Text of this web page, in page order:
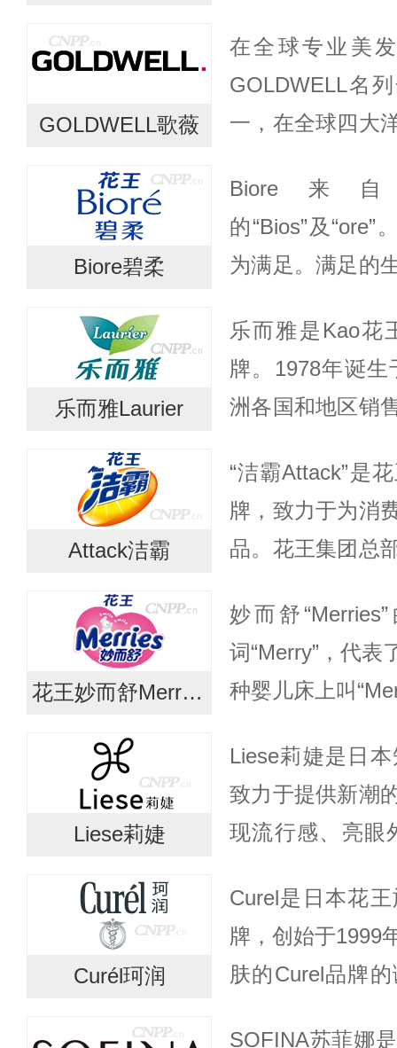
化，并为社会的
命。为实现...
GOLDWELL歌薇
在全球专业美
GOLDWELL名
一，在全球四大
GOLDWELL拥
麦、澳大利亚、...
Biore碧柔
Biore来
的“Bios”及“ore”
为满足。满足的
只有在身心都获
乐而雅Laurier
乐而雅是Kao花
牌。1978年诞
洲各国和地区销
以来，始终坚
标...
Attack洁霸
“洁霸Attack”是
牌，致力于为消
品。花王集团总
牌，足迹遍布全
秉...
花王妙而舒Merries
妙而舒
词“Merry”，代表
种婴儿床上叫
舒“Merries”时充
Liese莉婕
Liese莉婕是日
致力于提供新潮
现流行感、亮眼
塑型的步骤，轻
到...
Curél珂润
Curel是日本花
牌，创始于1999
肤的Curel品牌
SOFINA苏菲娜